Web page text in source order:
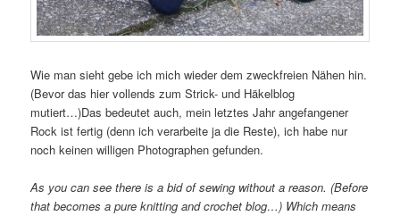
Wie man sieht gebe ich mich wieder dem zweckfreien Nähen hin.
(Bevor das hier vollends zum Strick- und Häkelblog
mutiert…)Das bedeutet auch, mein letztes Jahr angefangener
Rock ist fertig (denn ich verarbeite ja die Reste), ich habe nur
noch keinen willigen Photographen gefunden.
As you can see there is a bid of sewing without a reason. (Before
that becomes a pure knitting and crochet blog…) Which means